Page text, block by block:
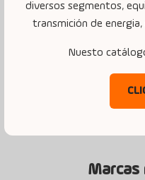
diversos segmentos,
transmición de
Nuesto
Marcas